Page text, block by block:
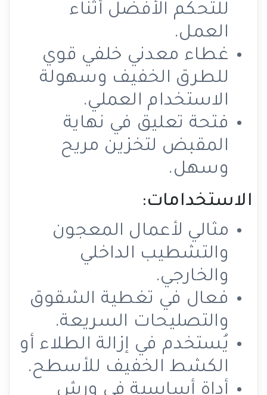
للتحكم الأفضل أثناء
العمل.
غطاء معدني خلفي قوي
للطرق الخفيف وسهولة
الاستخدام العملي.
فتحة تعليق في نهاية
المقبض لتخزين مريح
وسهل.
الاستخدامات:
مثالي لأعمال المعجون
والتشطيب الداخلي
والخارجي.
فعال في تغطية الشقوق
والتصليحات السريعة.
يُستخدم في إزالة الطلاء أو
الكشط الخفيف للأسطح.
أداة أساسية في ورش